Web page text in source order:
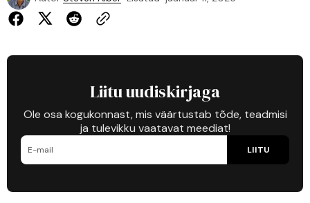
Liitu uudiskirjaga
Ole osa kogukonnast, mis väärtustab tõde, teadmisi
ja tulevikku vaatavat meediat!
LIITU